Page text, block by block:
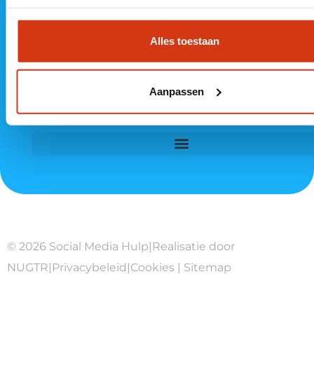
Alles toestaan
Aanpassen
© 2026 Social Media Hulp| Realisatie door
NUGTR| Privacybeleid |Cookies | Sitemap